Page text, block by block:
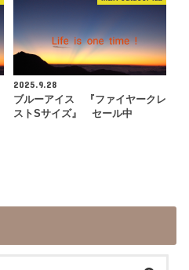
2025.9.28
ブルーアイス 『ファイヤークレ
ストSサイズ』 セール中